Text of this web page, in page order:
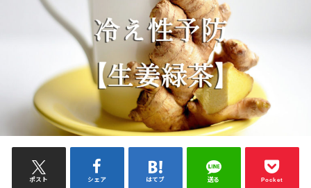
ポスト シェア はてブ 送る Pocket